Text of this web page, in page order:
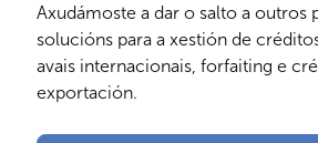
Axudámoste a dar o salto a outros
solucións para a xestión de
avais internacionais, forfaiting e
exportación.